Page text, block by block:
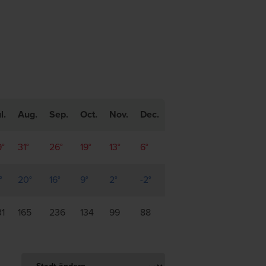
Aug. Sep. Oct. Nov. Dec.
31° 26° 19° 13° 6°
20° 16° 9° 2° -2°
165 236 134 99 88